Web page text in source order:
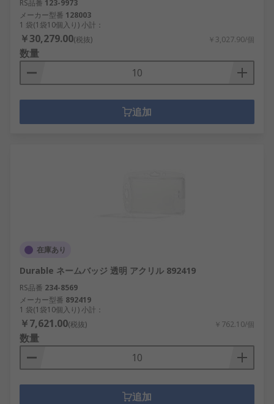
RS品番 123-9973
メーカー型番 128003
1 袋(1袋10個入り) 小計：
￥30,279.00(税抜) ￥3,027.90/個
数量
追加
在庫あり
Durable ネームバッジ 透明 アクリル 892419
RS品番 234-8569
メーカー型番 892419
1 袋(1袋10個入り) 小計：
￥7,621.00(税抜) ￥762.10/個
数量
追加